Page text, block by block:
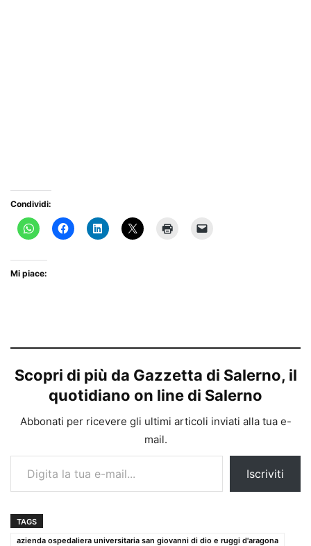
Condividi:
Mi piace:
Scopri di più da Gazzetta di Salerno, il
quotidiano on line di Salerno
Abbonati per ricevere gli ultimi articoli inviati alla tua e-
mail.
Digita la tua e-mail...
Iscriviti
TAGS
azienda ospedaliera universitaria san giovanni di dio e ruggi d'aragona